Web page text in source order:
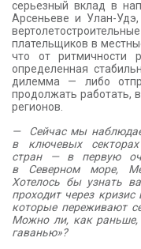
серьезный вклад в
Арсеньеве и Улан-
плательщиков в
что от ритмичности
определенная
дилемма — либо
продолжать работать,
регионов.
— Сейчас мы
в ключевых
стран — в первую
в Северном море,
Хотелось бы узнать
проходит через
которые переживают
Можно ли, как раньше,
гаванью»?